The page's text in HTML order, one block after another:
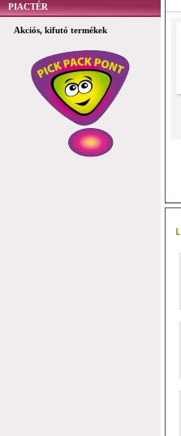
PIACTÉR
Akciós, kifutó termékek